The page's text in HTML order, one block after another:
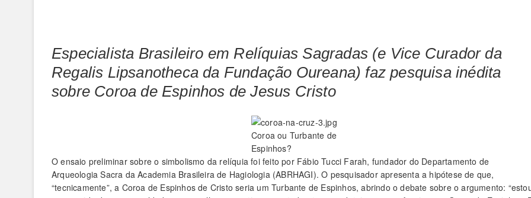
Especialista Brasileiro em Relíquias Sagradas (e Vice Curador da
Regalis Lipsanotheca da Fundação Oureana) faz pesquisa inédita
sobre Coroa de Espinhos de Jesus Cristo
Coroa ou Turbante de
Espinhos?
O ensaio preliminar sobre o simbolismo da relíquia foi feito por Fábio Tucci Farah, fundador do Departamento de
Arqueologia Sacra da Academia Brasileira de Hagiologia (ABRHAGI). O pesquisador apresenta a hipótese de que,
“tecnicamente”, a Coroa de Espinhos de Cristo seria um Turbante de Espinhos, abrindo o debate sobre o argumento: